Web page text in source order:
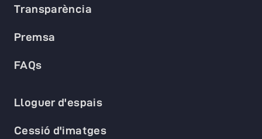
Transparència
Premsa
FAQs
Lloguer d'espais
Cessió d'imatges